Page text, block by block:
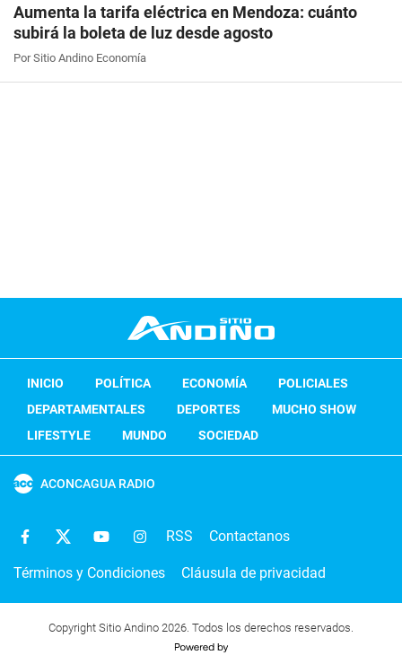
Aumenta la tarifa eléctrica en Mendoza: cuánto
subirá la boleta de luz desde agosto
Por Sitio Andino Economía
INICIO POLÍTICA ECONOMÍA
POLICIALES
DEPARTAMENTALES
DEPORTES
MUCHO SHOW
LIFESTYLE
MUNDO SOCIEDAD
ACONCAGUA RADIO
RSS Contactanos
Términos y Condiciones Cláusula de privacidad
Copyright Sitio Andino 2026. Todos los derechos reservados.